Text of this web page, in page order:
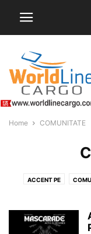
Home COMUNITATE
ACCENT PE